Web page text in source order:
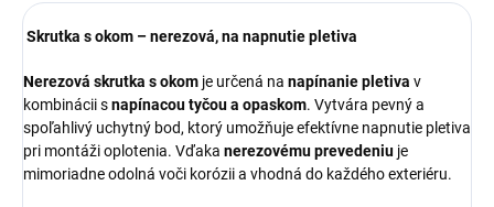
Skrutka s okom –nerezová, na napnutie pletiva
Nerezová skrutka s okom je určená na napínanie pletiva v
kombinácii snapínacou tyčou a opaskom. Vytvára pevný a
spoľahlivý uchytný bod, ktorý umožňuje efektívne napnutie pletiva
pri montáži oplotenia. Vďaka nerezovému prevedeniu je
mimoriadne odolná voči korózii a vhodná do každého exteriéru.